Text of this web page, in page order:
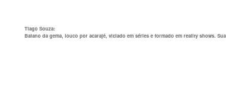
Tiago Souza:
Baiano da gema, louco por acarajé, viciado em séries e formado em reality shows.